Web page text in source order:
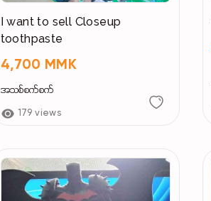
I want to sell Closeup
toothpaste
4,700 MMK
အသစ်စက်စက်
179 views